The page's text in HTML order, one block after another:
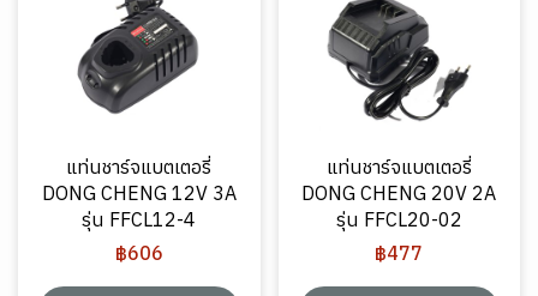
แท่นชาร์จแบตเตอรี่
DONG CHENG 12V 3A
รุ่น FFCL12-4
฿606
แท่นชาร์จแบตเตอรี่
DONG CHENG 20V 2A
รุ่น FFCL20-02
฿477